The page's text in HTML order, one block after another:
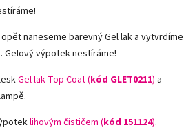
naneseme barevný Gel lak a vytvrdíme
Gelový výpotek nestíráme!
Gel lak Top Coat (kód GLET0211) a
lihovým čističem (kód 151124).